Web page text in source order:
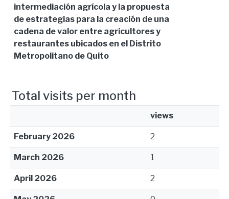
intermediación agrícola y la propuesta
de estrategias para la creación de una
cadena de valor entre agricultores y
restaurantes ubicados en el Distrito
Metropolitano de Quito
Total visits per month
views
February 2026 2
March 2026 1
April 2026 2